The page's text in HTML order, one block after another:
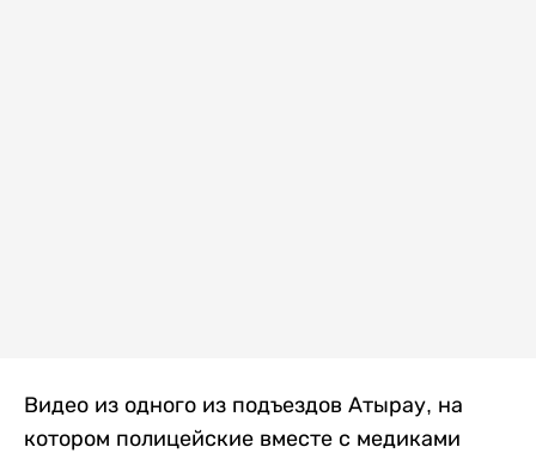
Видео из одного из подъездов Атырау, на
котором полицейские вместе с медиками